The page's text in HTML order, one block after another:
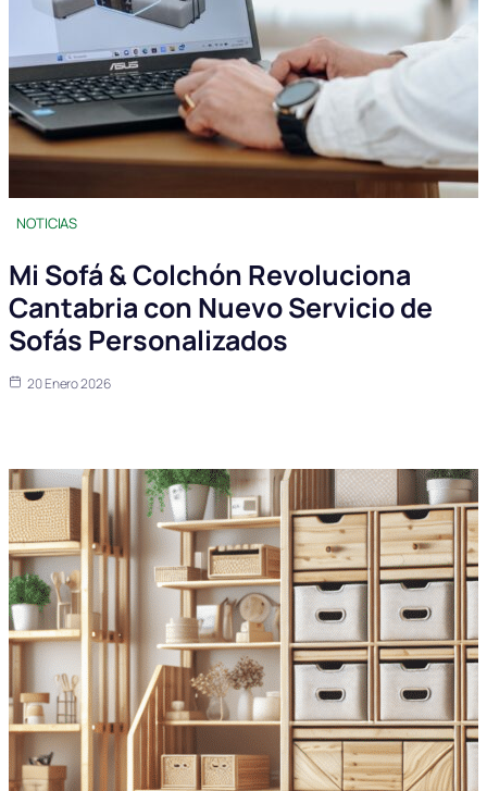
NOTICIAS
Mi Sofá & Colchón Revoluciona
Cantabria con Nuevo Servicio de
Sofás Personalizados
20 Enero 2026